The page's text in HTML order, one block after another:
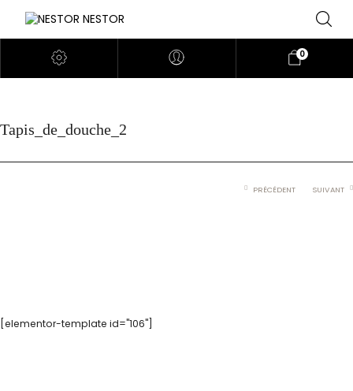
0
Tapis_de_douche_2
PRÉCÉDENT SUIVANT
[elementor-template id="106"]